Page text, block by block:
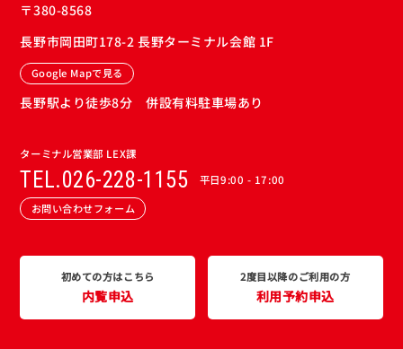
〒380-8568
長野市岡田町178-2 長野ターミナル会館 1F
Google Mapで見る
長野駅より徒歩8分 併設有料駐車場あり
ターミナル営業部 LEX課
TEL.026-228-1155 平日9:00 - 17:00
お問い合わせフォーム
初めての方はこちら
内覧申込
2度目以降のご利用の方
利用予約申込